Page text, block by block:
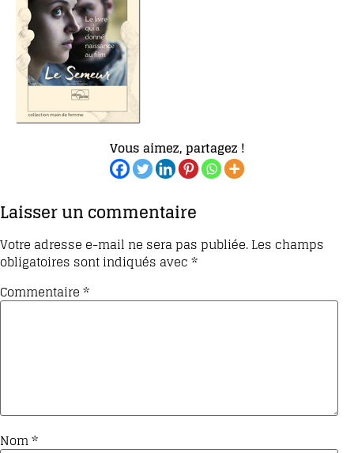
Vous aimez, partagez !
Laisser un commentaire
Votre adresse e-mail ne sera pas publiée.Les champs
obligatoires sont indiqués avec*
Commentaire*
Nom*